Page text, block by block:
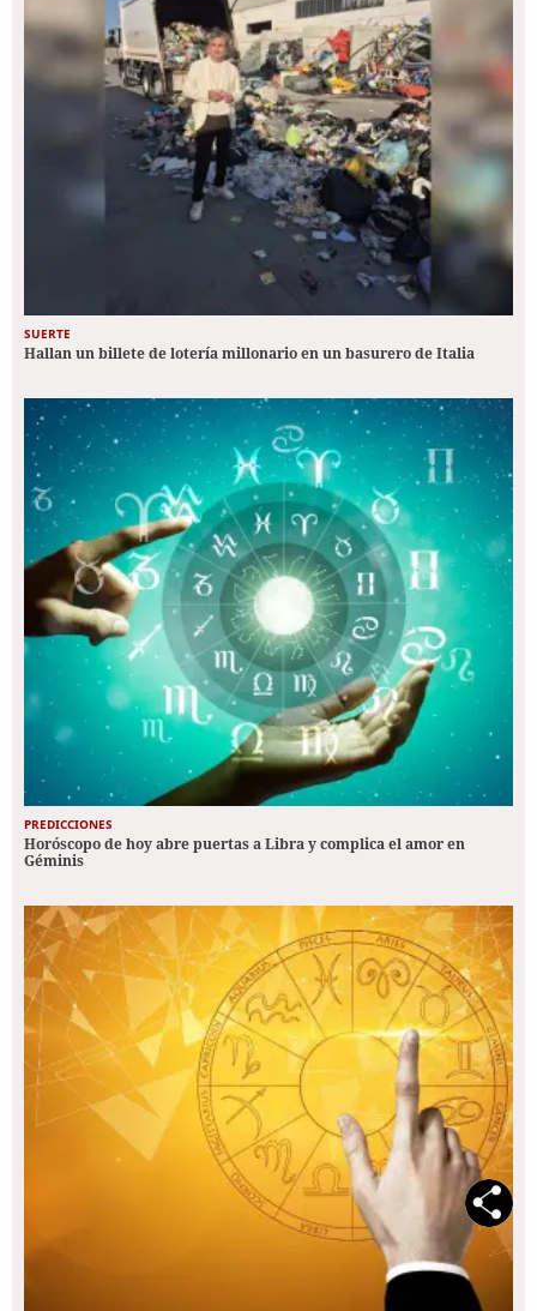
SUERTE
Hallan un billete de lotería millonario en un basurero de Italia
PREDICCIONES
Horóscopo de hoy abre puertas a Libra y complica el amor en
Géminis